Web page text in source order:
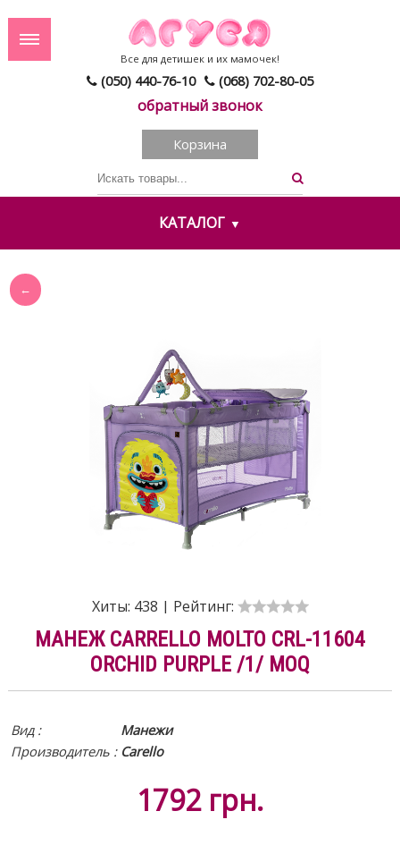
(050) 440-76-10 (068) 702-80-05
обратный звонок
Все для детишек и их мамочек!
Корзина
КАТАЛОГ
Хиты: 438 | Рейтинг:
МАНЕЖ CARRELLO MOLTO CRL-11604
ORCHID PURPLE /1/ MOQ
Вид :
Манежи
Производитель : Carello
1792 грн.